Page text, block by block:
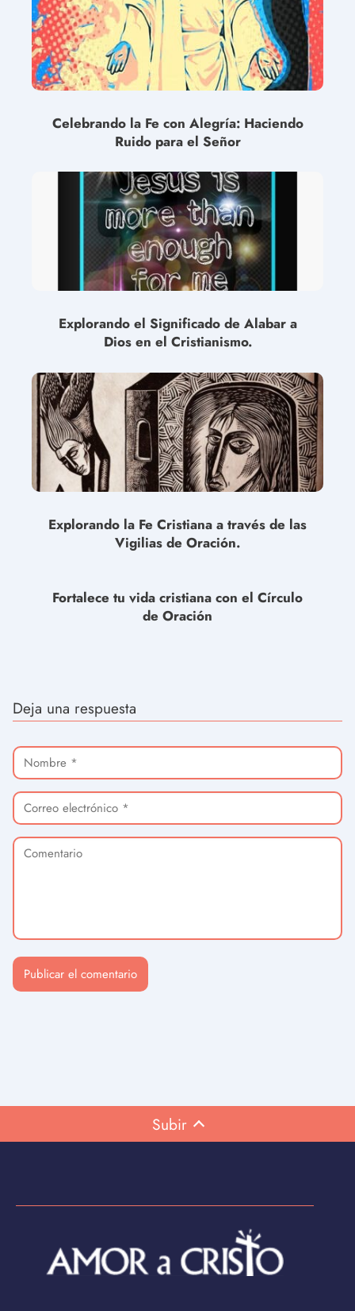
Celebrando la Fe con Alegría: Haciendo
Ruido para el Señor
Explorando el Significado de Alabar a
Dios en el Cristianismo.
Explorando la Fe Cristiana a través de las
Vigilias de Oración.
Fortalece tu vida cristiana con el Círculo
de Oración
Deja una respuesta
Subir